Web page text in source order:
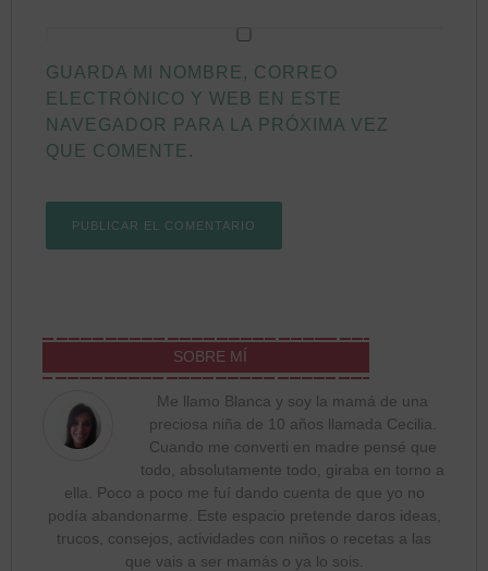
GUARDA MI NOMBRE, CORREO
ELECTRÓNICO Y WEB EN ESTE
NAVEGADOR PARA LA PRÓXIMA VEZ
QUE COMENTE.
SOBRE MÍ
Me llamo Blanca y soy la mamá de una
preciosa niña de 10 años llamada Cecilia.
Cuando me converti en madre pensé que
todo, absolutamente todo, giraba en torno a
ella. Poco a poco me fuí dando cuenta de que yo no
podía abandonarme. Este espacio pretende daros ideas,
trucos, consejos, actividades con niños o recetas a las
que vais a ser mamás o ya lo sois.